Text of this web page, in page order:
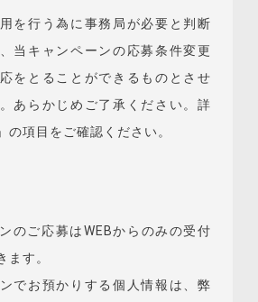
を行う為に事務局が必要と判断
当キャンペーンの応募条件変更
をとることができるものとさせ
あらかじめご了承ください。詳
の項目をご確認ください。
のご応募はWEBからのみの受付
ます。
でお預かりする個人情報は、弊